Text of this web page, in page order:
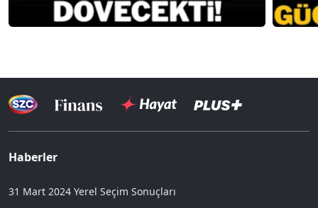
Haberler
31 Mart 2024 Yerel Seçim Sonuçları